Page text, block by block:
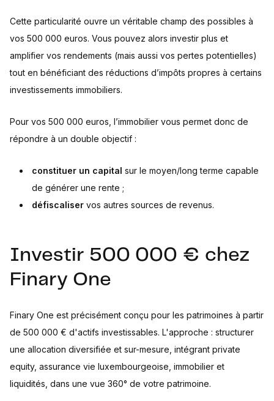
Cette particularité ouvre un véritable champ des possibles à
vos 500 000 euros. Vous pouvez alors investir plus et
amplifier vos rendements (mais aussi vos pertes potentielles)
tout en bénéficiant des réductions d’impôts propres à certains
investissements immobiliers.
Pour vos 500 000 euros, l’immobilier vous permet donc de
répondre à un double objectif :
constituer un capital sur le moyen/long terme capable
de générer une rente ;
défiscaliser vos autres sources de revenus.
Investir 500 000 € chez
Finary One
Finary One est précisément conçu pour les patrimoines à partir
de 500 000 € d'actifs investissables. L'approche : structurer
une allocation diversifiée et sur-mesure, intégrant private
equity, assurance vie luxembourgeoise, immobilier et
liquidités, dans une vue 360° de votre patrimoine.